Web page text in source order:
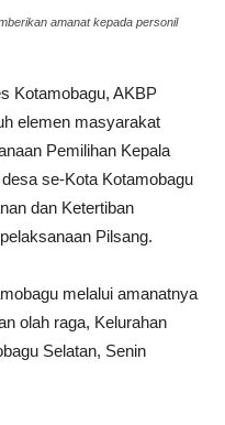
amanat kepada personil
Kotamobagu, AKBP
elemen masyarakat
Pemilihan Kepala
se-Kota Kotamobagu
dan Ketertiban
Pilsang.
melalui amanatnya
olah raga, Kelurahan
Selatan, Senin